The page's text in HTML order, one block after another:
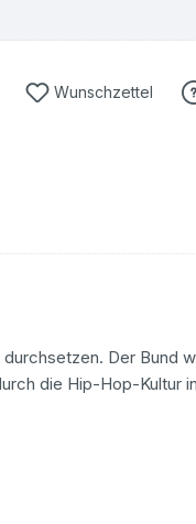
Du hast 0
Wunschzettel
Der Bund
die Hip-Hop-Kultur